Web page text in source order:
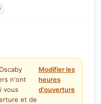
n'ont
vous
et de
Modifier les
heures
d'ouverture